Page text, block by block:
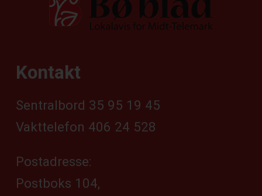
Kontakt
Sentralbord 35 95 19 45
Vakttelefon 406 24 528
Postadresse:
Postboks 104,